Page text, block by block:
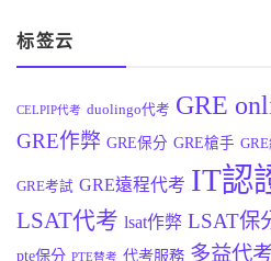
标签云
CELPIP代考 duolingo代考 GRE
GRE作弊 GRE保分 GRE槍手
GRE考試 GRE遠程代考 IT認
LSAT代考 lsat作弊 LSAT保
pte保分 PTE替考 代考服務 多益代